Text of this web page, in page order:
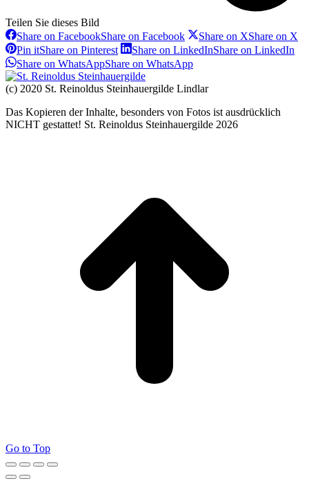
Teilen Sie dieses Bild
Share on FacebookShare on Facebook Share on XShare on X
Pin itShare on Pinterest Share on LinkedInShare on LinkedIn
Share on WhatsAppShare on WhatsApp
(c) 2020 St. Reinoldus Steinhauergilde Lindlar
Das Kopieren der Inhalte, besonders von Fotos ist ausdrücklich
NICHT gestattet! St. Reinoldus Steinhauergilde 2026
Go to Top